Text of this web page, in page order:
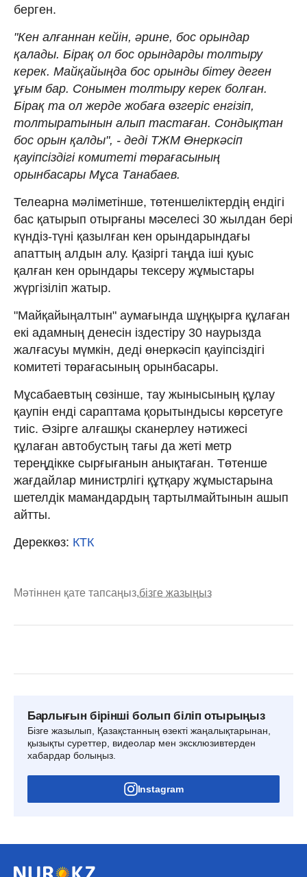
берген.
"Кен алғаннан кейін, әрине, бос орындар
қалады. Бірақ ол бос орындарды толтыру
керек. Майқайыңда бос орынды бітеу деген
ұғым бар. Сонымен толтыру керек болған.
Бірақ та ол жерде жобаға өзгеріс енгізіп,
толтыратынын алып тастаған. Сондықтан
бос орын қалды", - деді ТЖМ Өнеркәсіп
қауіпсіздігі комитеті төрағасының
орынбасары Мұса Танабаев.
Телеарна мәліметінше, төтеншеліктердің ендігі
бас қатырып отырғаны мәселесі 30 жылдан бері
күндіз-түні қазылған кен орындарындағы
апаттың алдын алу. Қазіргі таңда іші қуыс
қалған кен орындары тексеру жұмыстары
жүргізіліп жатыр.
"Майқайыңалтын" аумағында шұңқырға құлаған
екі адамның денесін іздестіру 30 наурызда
жалғасуы мүмкін, деді өнеркәсіп қауіпсіздігі
комитеті төрағасының орынбасары.
Мұсабаевтың сөзінше, тау жынысының құлау
қаупін енді сараптама қорытындысы көрсетуге
тиіс. Әзірге алғашқы сканерлеу нәтижесі
құлаған автобустың тағы да жеті метр
тереңдікке сырғығанын анықтаған. Төтенше
жағдайлар министрлігі құтқару жұмыстарына
шетелдік мамандардың тартылмайтынын ашып
айтты.
Дереккөз: КТК
Мәтіннен қате тапсаңыз,бізге жазыңыз
Барлығын бірінші болып біліп отырыңыз
Бізге жазылып, Қазақстанның өзекті жаңалықтарынан,
қызықты суреттер, видеолар мен эксклюзивтерден
хабардар болыңыз.
Instagram